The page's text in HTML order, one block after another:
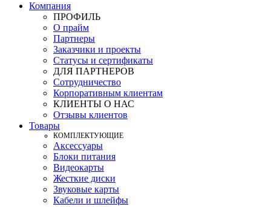
Компания
ПРОФИЛЬ
О прайм
Партнеры
Заказчики и проекты
Статусы и сертификаты
ДЛЯ ПАРТНЕРОВ
Сотрудничество
Корпоративным клиентам
КЛИЕНТЫ О НАС
Отзывы клиентов
Товары
КOМПЛЕКТУЮЩИЕ
Аксессуары
Блоки питания
Видеокарты
Жесткие диски
Звуковые карты
Кабели и шлейфы